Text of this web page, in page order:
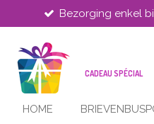
direct
naar
de
hoofdinhoud
Bezorging enkel
CADEAU SPÉCIAL
HOME